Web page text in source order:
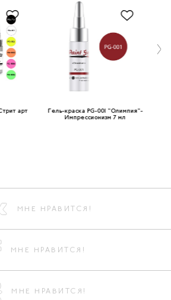
арт Гель-краска PG-001 "Олимпия"-
Импрессионизм 7 мл
МНЕ НРАВИТСЯ!
МНЕ НРАВИТСЯ!
МНЕ НРАВИТСЯ!